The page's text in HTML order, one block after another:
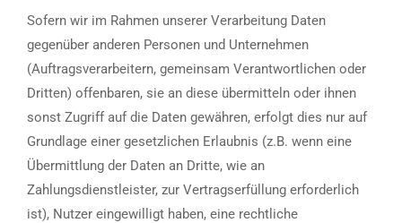
Sofern wir im Rahmen unserer Verarbeitung Daten
gegenüber anderen Personen und Unternehmen
(Auftragsverarbeitern, gemeinsam Verantwortlichen oder
Dritten) offenbaren, sie an diese übermitteln oder ihnen
sonst Zugriff auf die Daten gewähren, erfolgt dies nur auf
Grundlage einer gesetzlichen Erlaubnis (z.B. wenn eine
Übermittlung der Daten an Dritte, wie an
Zahlungsdienstleister, zur Vertragserfüllung erforderlich
ist), Nutzer eingewilligt haben, eine rechtliche